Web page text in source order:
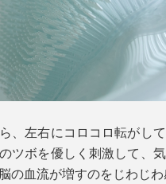
、左右にコロコロ転がして
ツボを優しく刺激して、
の血流が増すのをじわじわ